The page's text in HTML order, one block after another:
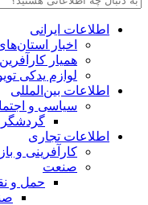
اطلاعات‌ ‎ایرانی
اخبار
همیار کارآفرین
لوازم یدکی
اطلاعات بین‌المللی
سیاسی و
اطلاعات تجاری
کارآفرینی و
صنعت
حمل و